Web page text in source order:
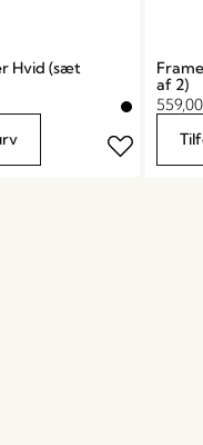
Hvid (sæt
af 2)
559,00